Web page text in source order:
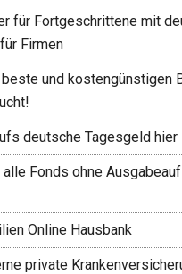
für Fortgeschrittene mit
Firmen
und kostengünstigen
deutsche Tagesgeld hier
Fonds ohne
Online Hausbank
private